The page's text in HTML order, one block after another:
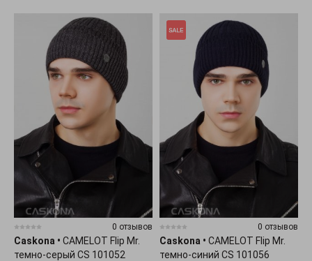
0 отзывов
Caskona • CAMELOT Flip Mr.
темно-серый CS 101052
0 отзывов
Caskona • CAMELOT Flip Mr.
темно-синий CS 101056